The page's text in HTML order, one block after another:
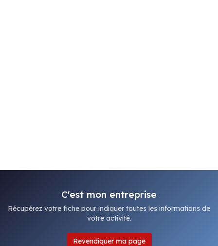
C'est mon entreprise
Récupérez votre fiche pour indiquer toutes les informations de
votre activité.
Revendiquer ma page